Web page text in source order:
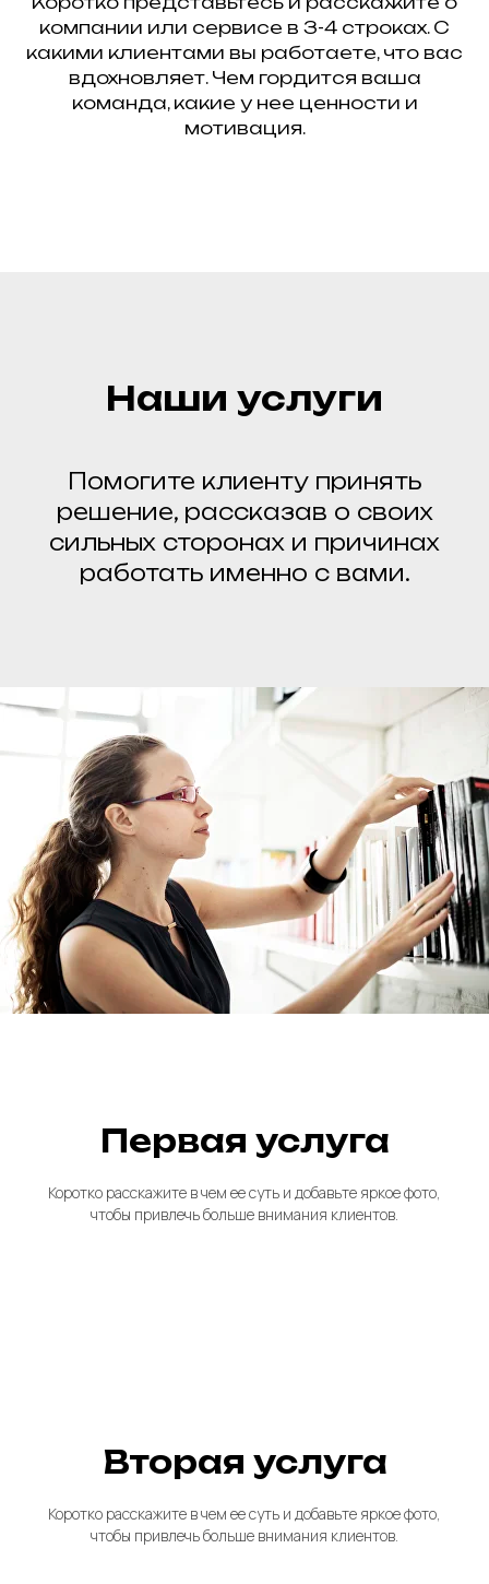
компании или сервисе в 3-4 строках. С
какими клиентами вы работаете, что вас
вдохновляет. Чем гордится ваша
команда, какие у нее ценности и
мотивация.
Наши услуги
Помогите клиенту принять
решение, рассказав о своих
сильных сторонах и причинах
работать именно с вами.
Первая услуга
Коротко расскажите в чем ее суть и добавьте яркое фото,
чтобы привлечь больше внимания клиентов.
Вторая услуга
Коротко расскажите в чем ее суть и добавьте яркое фото,
чтобы привлечь больше внимания клиентов.